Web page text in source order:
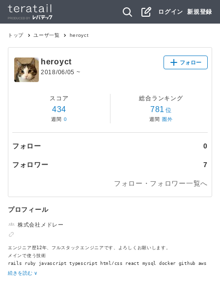
ログイン 新規登録
トップ ユーザ一覧 heroyct
heroyct
2018/06/05 ~
フォロー
スコア
434
週間 0
総合ランキング
781 位
週間 圏外
フォロー 0
フォロワー 7
フォロー・フォロワー一覧へ
プロフィール
株式会社メドレー
エンジニア歴12年、フルスタックエンジニアです、よろしくお願いします。
メインで使う技術
rails ruby javascript typescript html/css react mysql docker github aws
redis elasticsearch
続きを読む ∨